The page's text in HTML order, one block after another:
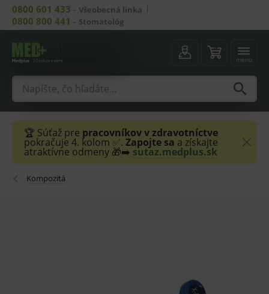
0800 601 433 – Všeobecná linka
0800 800 441 – Stomatológ
menu
🏆 Súťaž pre pracovníkov v zdravotníctve
pokračuje 4. kolom ✅. Zapojte sa a získajte
atraktívne odmeny 🎁➡️ sutaz.medplus.sk
Kompozitá